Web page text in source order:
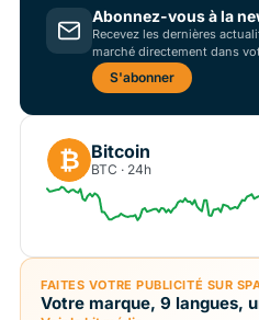
Abonnez-vous à la
Recevez les dernières
marché directement dans
S'abonner
₿ Bitcoin
BTC · 24h
FAITES VOTRE PUBLICITÉ SUR
Votre marque, 9 langues,